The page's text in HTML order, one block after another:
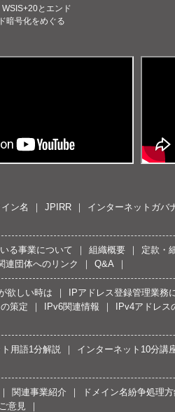
WSIS+20とエンド
暗号化をめぐる
イン名 JPIRR
インターネットガバ
る事業について 組織概要
定款・
連団体へのリンク Q&A
欲しい時は
IPアドレス登録管理業務
策定 IPv6関連情報
IPv4アドレ
用語1分解説
インターネット10分講
関連事業紹介
ドメイン名紛争処理
ご意見